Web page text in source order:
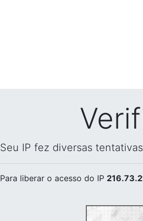
Seu IP fez diversas
Para liberar o acesso do IP